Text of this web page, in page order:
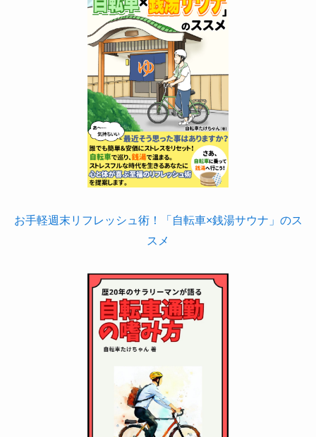
お手軽週末リフレッシュ術！「自転車×銭湯サウナ」のス
スメ